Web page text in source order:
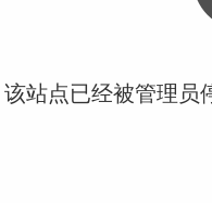
站点已经被管理员